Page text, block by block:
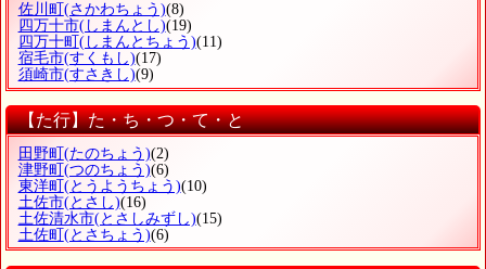
佐川町 (さかわちょう)(8)
四万十市(しまんとし)(19)
四万十町 (しまんとちょう)(11)
宿毛市(すくもし)(17)
須崎市(すさきし)(9)
【た行】た・ち・つ・て・と
田野町 (たのちょう)(2)
津野町 (つのちょう)(6)
東洋町 (とうようちょう)(10)
土佐市(とさし)(16)
土佐清水市(とさしみずし)(15)
土佐町 (とさちょう)(6)